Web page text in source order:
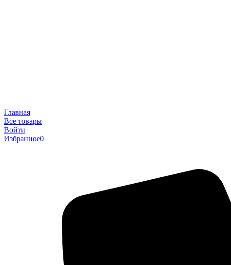
Главная
Все товары
Войти
Избранное0